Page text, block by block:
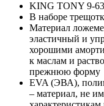
KING TONY 9-
В наборе
Материал
эластичный и
хорошими
к маслам и
прежнюю форму
EVA (ЭВА),
– материал, не